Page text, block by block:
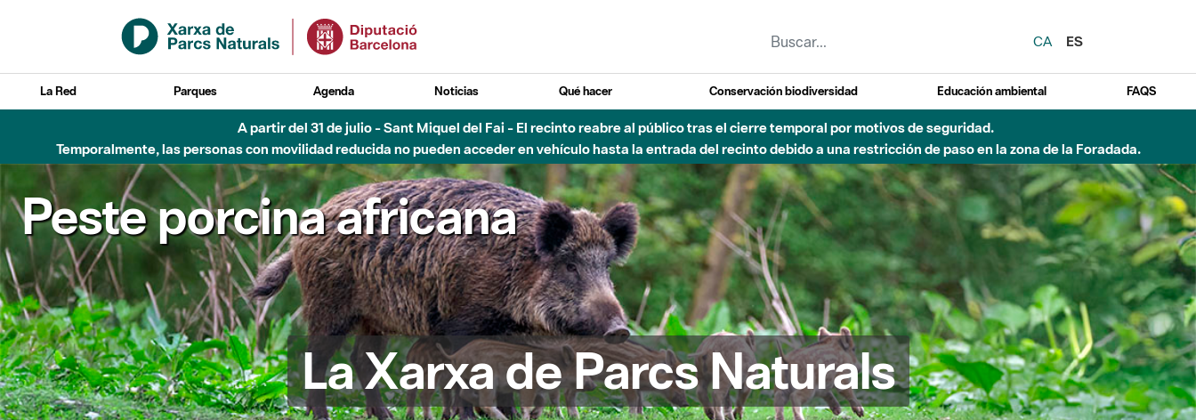
Saltar al contenido principal
CA
ES
La Red Parques Agenda Noticias Qué hacer Conservación biodiversidad Educación ambiental FAQS
A partir del 31 de julio - Sant Miquel del Fai - El recinto reabre al público tras el cierre temporal por motivos de seguridad.
Temporalmente, las personas con movilidad reducida no pueden acceder en vehículo hasta la entrada del recinto debido a una restricción de paso en la zona de la Foradada.
Peste porcina africana
La Xarxa de Parcs Naturals